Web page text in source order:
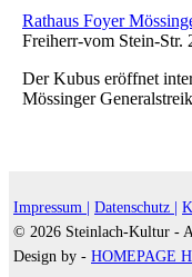
Rathaus Foyer
Freiherr-vom Stein-Str.
Der Kubus eröffnet
Mössinger
Impressum | Datenschutz |
© 2026 Steinlach-Kultur -
Design by - HOMEPAGE